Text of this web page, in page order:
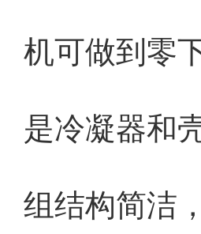
机可做到零
是冷凝器和
组结构简洁